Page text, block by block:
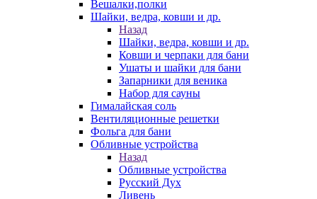
Вешалки,полки
Шайки, ведра, ковши и др.
Назад
Шайки, ведра, ковши и др.
Ковши и черпаки для бани
Ушаты и шайки для бани
Запарники для веника
Набор для сауны
Гималайская соль
Вентиляционные решетки
Фольга для бани
Обливные устройства
Назад
Обливные устройства
Русский Дух
Ливень